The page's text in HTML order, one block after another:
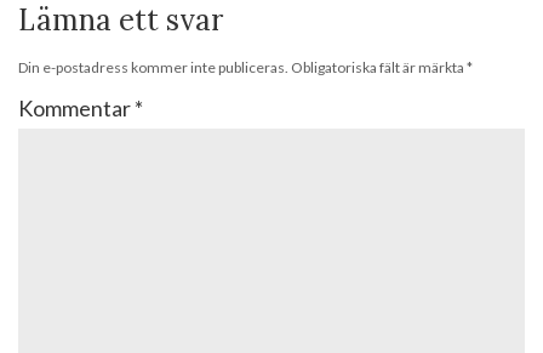
Lämna ett svar
Din e-postadress kommer inte publiceras. Obligatoriska fält är märkta *
Kommentar*